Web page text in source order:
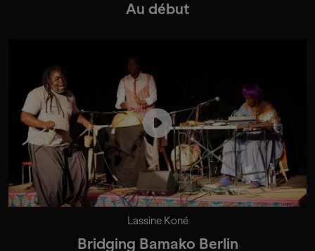
Au début
Lassine Koné
Bridging Bamako Berlin